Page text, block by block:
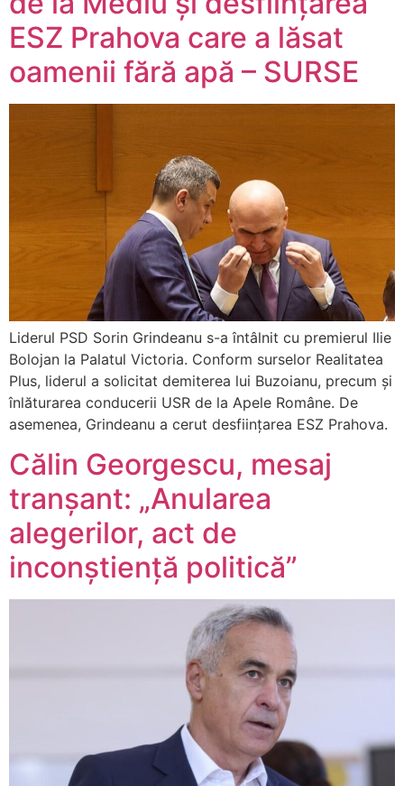
ESZ Prahova care a lăsat
oamenii fără apă – SURSE
Liderul PSD Sorin Grindeanu s-a întâlnit cu premierul Ilie
Bolojan la Palatul Victoria. Conform surselor Realitatea
Plus, liderul a solicitat demiterea lui Buzoianu, precum și
înlăturarea conducerii USR de la Apele Române. De
asemenea, Grindeanu a cerut desființarea ESZ Prahova.
Călin Georgescu, mesaj
tranșant: „Anularea
alegerilor, act de
inconștiență politică”